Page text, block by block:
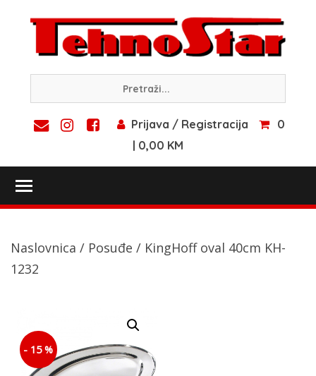
content
Prijava / Registracija
0
| 0,00 KM
Naslovnica / Posuđe / KingHoff oval 40cm KH-
1232
- 15 %